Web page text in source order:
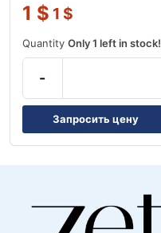
1 $ 1 $
Quantity Only 1 left in stock!
-
Запросить цену